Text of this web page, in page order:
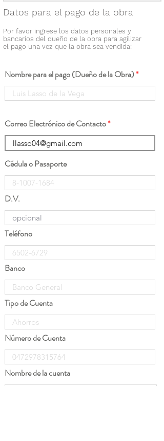
Datos para el pago de la obra
Por favor ingrese los datos personales y
bancarios del dueño de la obra para agilizar
el pago una vez que la obra sea vendida:
Nombre para el pago (Dueño de la Obra)
Correo Electrónico de Contacto
Cédula o Pasaporte
D.V.
Teléfono
Banco
Tipo de Cuenta
Número de Cuenta
Nombre de la cuenta